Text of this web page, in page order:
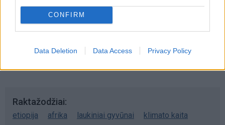
CONFIRM
Data Deletion Data Access Privacy Policy
Mirė garsi lietuvių aktorė: „Jos
vaidmenys išliks Lietuvos teatro
Raktažodžiai
etiopija afrika laukiniai gyvūnai
klimato kaita